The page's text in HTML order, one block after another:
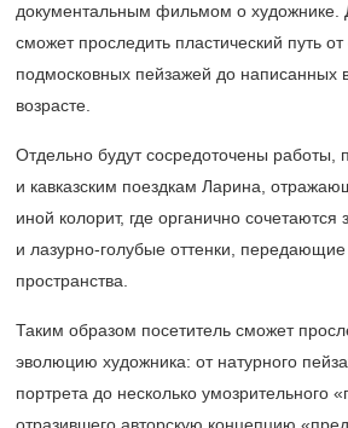
документальным фильмом о художнике.
сможет проследить пластический путь
подмосковных пейзажей до написанных
возрасте.
Отдельно будут сосредоточены
и кавказским поездкам Ларина,
иной колорит, где органично сочетаются
и лазурно-голубые оттенки,
пространства.
Таким образом посетитель сможет
эволюцию художника: от натурного
портрета до несколько умозрительного